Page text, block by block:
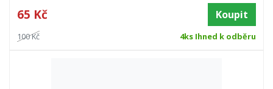
65 Kč Koupit
100 Kč 4ks Ihned k odběru